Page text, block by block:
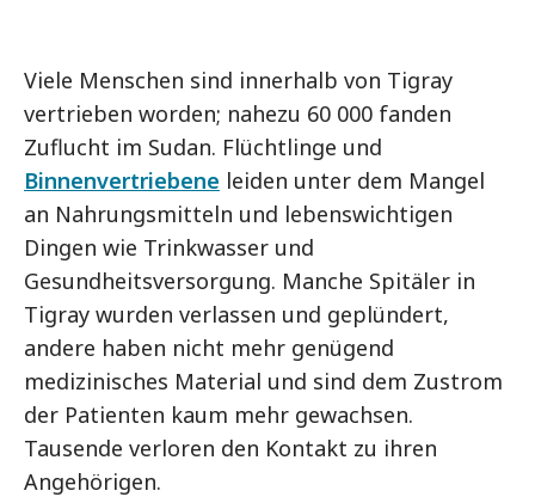
Viele Menschen sind innerhalb von Tigray
vertrieben worden; nahezu 60 000 fanden
Zuflucht im Sudan. Flüchtlinge und
Binnenvertriebene leiden unter dem Mangel
an Nahrungsmitteln und lebenswichtigen
Dingen wie Trinkwasser und
Gesundheitsversorgung. Manche Spitäler in
Tigray wurden verlassen und geplündert,
andere haben nicht mehr genügend
medizinisches Material und sind dem Zustrom
der Patienten kaum mehr gewachsen.
Tausende verloren den Kontakt zu ihren
Angehörigen.